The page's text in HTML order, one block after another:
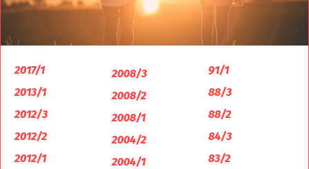
2017/1
2013/1
2012/3
2012/2
2012/1
2008/3
2008/2
2008/1
2004/2
2004/1
91/1
88/3
88/2
84/3
83/2